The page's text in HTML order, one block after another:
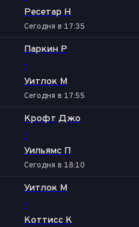
Ресетар Н
Сегодня в 17:35
Паркин Р
-
Уитлок М
Сегодня в 17:55
Крофт Джо
-
Уильямс П
Сегодня в 18:10
Уитлок М
-
Коттисс К